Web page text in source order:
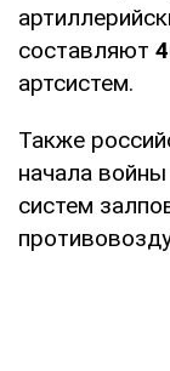
составляют
артсистем.
Также
начала войны
систем